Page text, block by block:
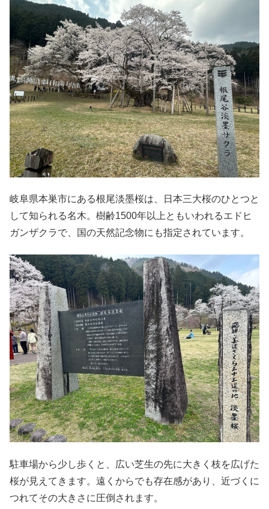
岐阜県本巣市にある根尾淡墨桜は、日本三大桜のひとつと
して知られる名木。樹齢1500年以上ともいわれるエドヒ
ガンザクラで、国の天然記念物にも指定されています。
駐車場から少し歩くと、広い芝生の先に大きく枝を広げた
桜が見えてきます。遠くからでも存在感があり、近づくに
つれてその大きさに圧倒されます。